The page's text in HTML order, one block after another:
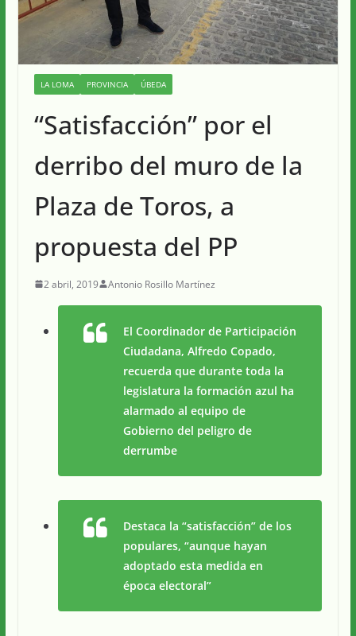
LA LOMA PROVINCIA ÚBEDA
“Satisfacción” por el
derribo del muro de la
Plaza de Toros, a
propuesta del PP
2 abril, 2019 Antonio Rosillo Martínez
El Coordinador de Participación
Ciudadana, Alfredo Copado,
recuerda que durante toda la
legislatura la formación azul ha
alarmado al equipo de
Gobierno del peligro de
derrumbe
Destaca la “satisfacción” de los
populares, “aunque hayan
adoptado esta medida en
época electoral”